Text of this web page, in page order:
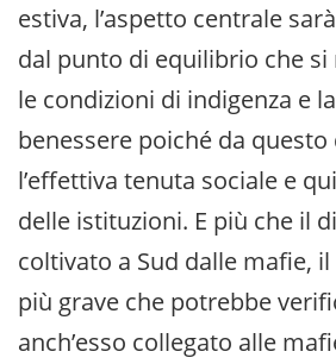
estiva, l’aspetto centrale
dal punto di equilibrio che si
le condizioni di indigenza e
benessere poiché da
l’effettiva tenuta sociale e
delle istituzioni. E più che il
coltivato a Sud dalle mafie,
più grave che potrebbe
anch’esso collegato alle